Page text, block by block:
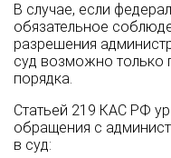
В случае, если
обязательное
разрешения
суд возможно только
порядка.
Статьей 219 КАС РФ
обращения с
в суд: